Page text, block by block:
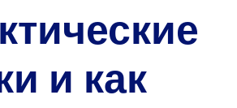
и как